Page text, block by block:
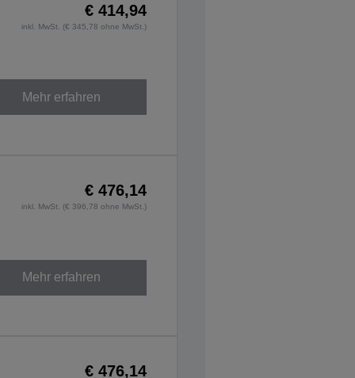
€ 414,94
inkl. MwSt. (€ 345,78 ohne MwSt.)
Mehr erfahren
€ 476,14
inkl. MwSt. (€ 396,78 ohne MwSt.)
Mehr erfahren
€ 476,14